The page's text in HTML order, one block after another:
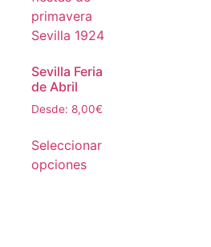
Sevilla Feria
de Abril
Desde: 8,00€
Seleccionar
opciones